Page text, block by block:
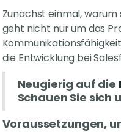
Zunächst einmal,
geht nicht nur um das
die Entwicklung bei
Neugierig auf die
Schauen Sie
Voraussetzungen,